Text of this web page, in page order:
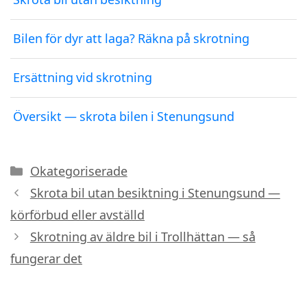
Bilen för dyr att laga? Räkna på skrotning
Ersättning vid skrotning
Översikt — skrota bilen i Stenungsund
Kategorier
Okategoriserade
Skrota bil utan besiktning i Stenungsund —
körförbud eller avställd
Skrotning av äldre bil i Trollhättan — så
fungerar det